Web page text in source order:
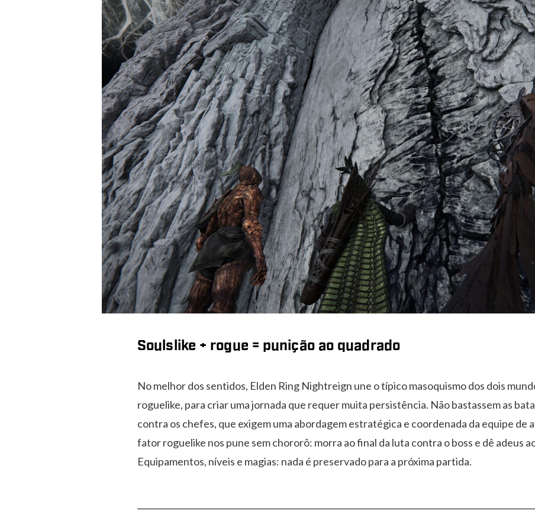
Soulslike + rogue = punição ao quadrado
No melhor dos sentidos, Elden Ring Nightreign une o típico masoquismo dos dois
roguelike, para criar uma jornada que requer muita persistência. Não bastassem as
contra os chefes, que exigem uma abordagem estratégica e coordenada da equipe de
fator roguelike nos pune sem chororô: morra ao final da luta contra o boss e dê adeus
Equipamentos, níveis e magias: nada é preservado para a próxima partida.